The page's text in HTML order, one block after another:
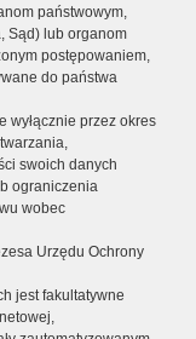
państwowym,
Sąd) lub organom
postępowaniem,
do państwa
wyłącznie przez okres
swoich danych
ograniczenia
wobec
Urzędu Ochrony
jest fakultatywne